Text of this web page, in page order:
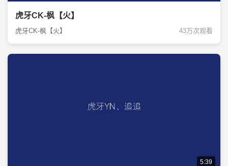
虎牙CK-枫【火】
虎牙CK-枫【火】 43万次观看
5:39